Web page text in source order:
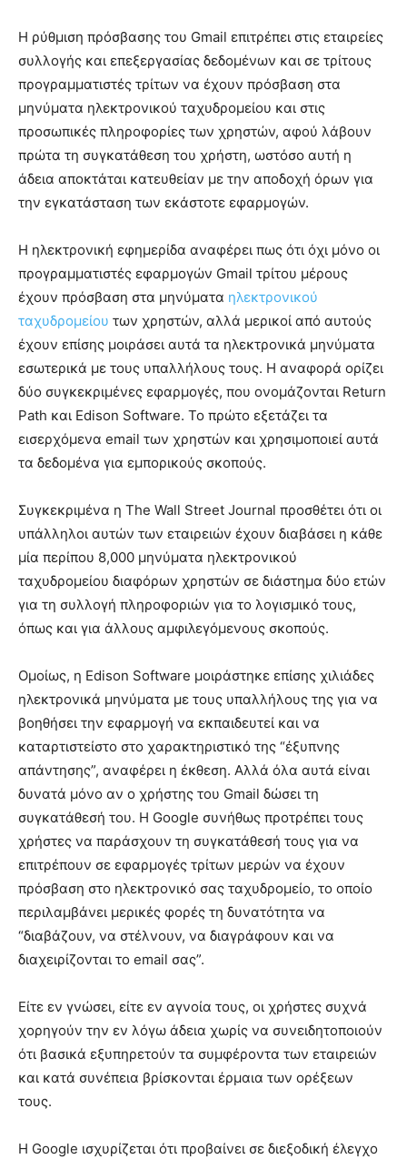
Η ρύθμιση πρόσβασης του Gmail επιτρέπει στις εταιρείες
συλλογής και επεξεργασίας δεδομένων και σε τρίτους
προγραμματιστές τρίτων να έχουν πρόσβαση στα
μηνύματα ηλεκτρονικού ταχυδρομείου και στις
προσωπικές πληροφορίες των χρηστών, αφού λάβουν
πρώτα τη συγκατάθεση του χρήστη, ωστόσο αυτή η
άδεια αποκτάται κατευθείαν με την αποδοχή όρων για
την εγκατάσταση των εκάστοτε εφαρμογών.
Η ηλεκτρονική εφημερίδα αναφέρει πως ότι όχι μόνο οι
προγραμματιστές εφαρμογών Gmail τρίτου μέρους
έχουν πρόσβαση στα μηνύματα ηλεκτρονικού
ταχυδρομείου των χρηστών, αλλά μερικοί από αυτούς
έχουν επίσης μοιράσει αυτά τα ηλεκτρονικά μηνύματα
εσωτερικά με τους υπαλλήλους τους. Η αναφορά ορίζει
δύο συγκεκριμένες εφαρμογές, που ονομάζονται Return
Path και Edison Software. Το πρώτο εξετάζει τα
εισερχόμενα email των χρηστών και χρησιμοποιεί αυτά
τα δεδομένα για εμπορικούς σκοπούς.
Συγκεκριμένα η The Wall Street Journal προσθέτει ότι οι
υπάλληλοι αυτών των εταιρειών έχουν διαβάσει η κάθε
μία περίπου 8,000 μηνύματα ηλεκτρονικού
ταχυδρομείου διαφόρων χρηστών σε διάστημα δύο ετών
για τη συλλογή πληροφοριών για το λογισμικό τους,
όπως και για άλλους αμφιλεγόμενους σκοπούς.
Ομοίως, η Edison Software μοιράστηκε επίσης χιλιάδες
ηλεκτρονικά μηνύματα με τους υπαλλήλους της για να
βοηθήσει την εφαρμογή να εκπαιδευτεί και να
καταρτιστείστο στο χαρακτηριστικό της “έξυπνης
απάντησης”, αναφέρει η έκθεση. Αλλά όλα αυτά είναι
δυνατά μόνο αν ο χρήστης του Gmail δώσει τη
συγκατάθεσή του. Η Google συνήθως προτρέπει τους
χρήστες να παράσχουν τη συγκατάθεσή τους για να
επιτρέπουν σε εφαρμογές τρίτων μερών να έχουν
πρόσβαση στο ηλεκτρονικό σας ταχυδρομείο, το οποίο
περιλαμβάνει μερικές φορές τη δυνατότητα να
“διαβάζουν, να στέλνουν, να διαγράφουν και να
διαχειρίζονται το email σας”.
Είτε εν γνώσει, είτε εν αγνοία τους, οι χρήστες συχνά
χορηγούν την εν λόγω άδεια χωρίς να συνειδητοποιούν
ότι βασικά εξυπηρετούν τα συμφέροντα των εταιρειών
και κατά συνέπεια βρίσκονται έρμαια των ορέξεων
τους.
Η Google ισχυρίζεται ότι προβαίνει σε διεξοδική έλεγχο